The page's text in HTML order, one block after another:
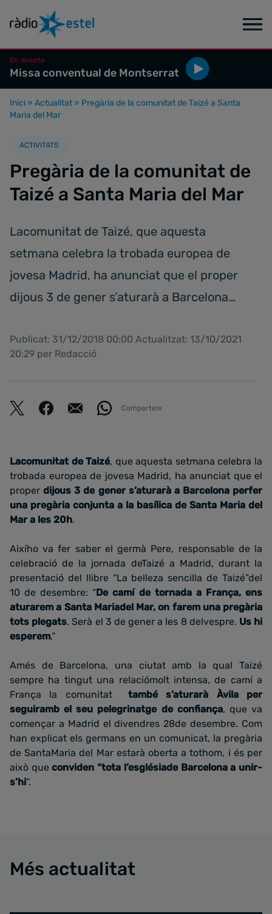
En directe
Missa conventual de Montserrat
Inici » Actualitat » Pregària de la comunitat de Taizé a Santa
Maria del Mar
ACTIVITATS
Pregària de la comunitat de
Taizé a Santa Maria del Mar
Lacomunitat de Taizé, que aquesta
setmana celebra la trobada europea de
jovesa Madrid, ha anunciat que el proper
dijous 3 de gener s’aturarà a Barcelona…
Publicat: 31/12/2018 00:00 Actualitzat: 13/10/2021
20:29 per Redacció
Comparteix
Lacomunitat de Taizé, que aquesta setmana celebra la
trobada europea de jovesa Madrid, ha anunciat que el
properdijous 3 de gener s’aturarà a Barcelona perfer
una pregària conjunta a la basílica de Santa Maria del
Mar a les 20h.
Aixího va fer saber el germà Pere, responsable de la
celebració de la jornada deTaizé a Madrid, durant la
presentació del llibre “La belleza sencilla de Taizé”del
10 de desembre: “De camí de tornada a França, ens
aturarem a Santa Mariadel Mar, on farem una pregària
tots plegats. Serà el 3 de gener a les 8 delvespre. Us hi
esperem.”
Amés de Barcelona, una ciutat amb la qual Taizé
sempre ha tingut una relaciómolt intensa, de camí a
França la comunitat
també s’aturarà Àvila per
seguiramb el seu pelegrinatge de confiança, que va
començar a Madrid el divendres 28de desembre. Com
han explicat els germans en un comunicat, la pregària
de SantaMaria del Mar estarà oberta a tothom, i és per
això queconviden “tota l’esglésiade Barcelona a unir-
s’hi”.
Més actualitat